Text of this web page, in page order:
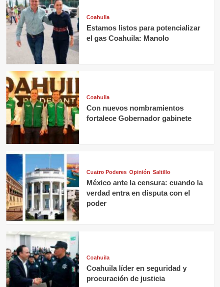
Coahuila
Estamos listos para potencializar
el gas Coahuila: Manolo
Coahuila
Con nuevos nombramientos
fortalece Gobernador gabinete
Cuatro Poderes Opinión Saltillo
México ante la censura: cuando la
verdad entra en disputa con el
poder
Coahuila
Coahuila líder en seguridad y
procuración de justicia